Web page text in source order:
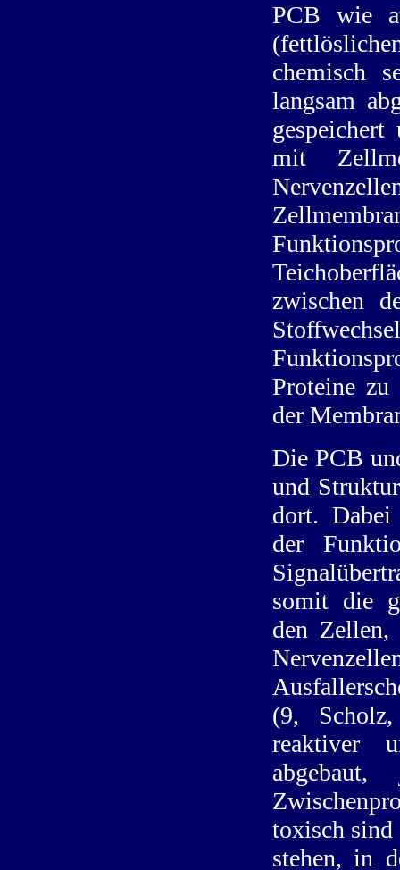
PCB wie
chemisch
langsam
mit
zwischen
Proteine
der
Die PCB
und
dort. Dabei
der
somit die
den
(9,
reaktiver
toxisch sind
stehen, in